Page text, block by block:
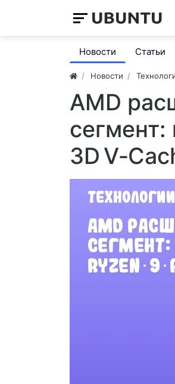
Новости Статьи
Новости
AMD
сегмент:
3D